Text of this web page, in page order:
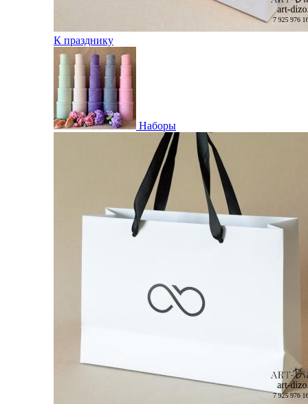
К празднику
Наборы